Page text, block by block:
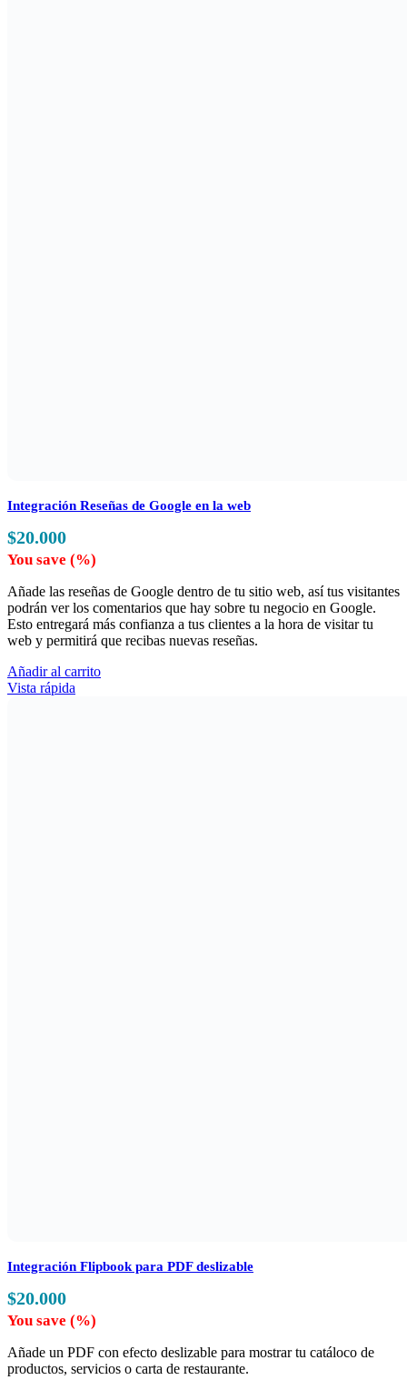
Integración Reseñas de Google en la web
$20.000
You save (%)
Añade las reseñas de Google dentro de tu sitio web, así tus visitantes
podrán ver los comentarios que hay sobre tu negocio en Google.
Esto entregará más confianza a tus clientes a la hora de visitar tu
web y permitirá que recibas nuevas reseñas.
Añadir al carrito
Vista rápida
Integración Flipbook para PDF deslizable
$20.000
You save (%)
Añade un PDF con efecto deslizable para mostrar tu catáloco de
productos, servicios o carta de restaurante.